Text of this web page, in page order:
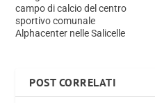
campo di calcio del centro
sportivo comunale
Alphacenter nelle Salicelle
POST CORRELATI